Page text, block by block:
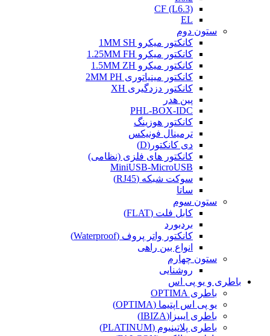
CF (L6.3)
EL
ستون دوم
کانکتور میکرو 1MM SH
کانکتور میکرو 1.25MM FH
کانکتور میکرو 1.5MM ZH
کانکتور مینیاتوری 2MM PH
کانکتور دزدگیری XH
پین هدر
PHL-BOX-IDC
کانکتور هوزینگ
ترمینال فونیکس
دی کانکتور(D)
کانکتور های فلزی (نظامی)
MiniUSB-MicroUSB
سوکت شبکه (RJ45)
ساتا
ستون سوم
کابل فلت (FLAT)
بردبورد
کانکتور واتر پروف (Waterproof)
انواع بین راهی
ستون چهارم
روشنایی
باطری و یو پی اس
باطری OPTIMA
یو پی اس اپتیما (OPTIMA)
باطری ایبیزا(IBIZA)
باطری پلاتینیوم (PLATINUM)